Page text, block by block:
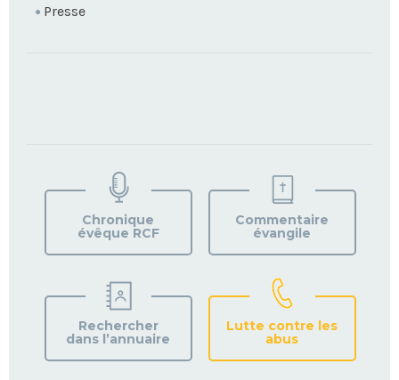
Presse
VOTRE
PAROISSE
Chronique
évêque RCF
Commentaire
évangile
Rechercher
dans l’annuaire
Lutte contre les
abus